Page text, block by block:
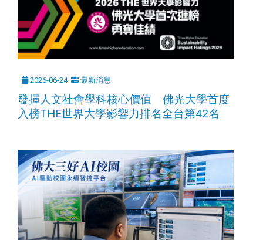
2026-06-24 最新消息
發揮人文社會學科核心價值 佛光大學首度
入榜THE世界大學影響力排名全台第42名